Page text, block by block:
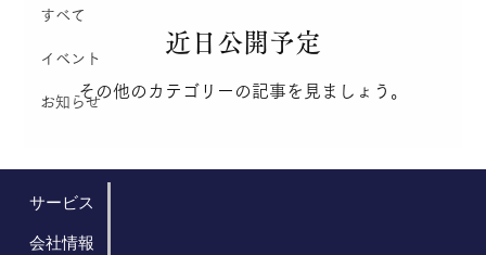
すべて
イベント
お知らせ
近日公開予定
その他のカテゴリーの記事を見ましょう。
サービス
会社情報